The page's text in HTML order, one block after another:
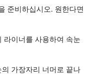
준비하십시오. 원한다면
라이너를 사용하여 속눈
가장자리 너머로 끝나